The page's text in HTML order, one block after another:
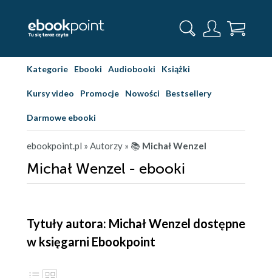
Kategorie Ebooki Audiobooki Książki
Kursy video Promocje Nowości Bestsellery
Darmowe ebooki
ebookpoint.pl » Autorzy » 📚 Michał Wenzel
Michał Wenzel - ebooki
Tytuły autora: Michał Wenzel dostępne
w księgarni Ebookpoint